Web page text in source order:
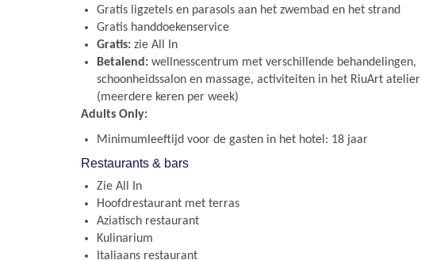
Gratis ligzetels en parasols aan het zwembad en het strand
Gratis handdoekenservice
Gratis: zie All In
Betalend: wellnesscentrum met verschillende behandelingen,
schoonheidssalon en massage, activiteiten in het RiuArt atelier
(meerdere keren per week)
Adults Only:
Minimumleeftijd voor de gasten in het hotel: 18 jaar
Restaurants & bars
Zie All In
Hoofdrestaurant met terras
Aziatisch restaurant
Kulinarium
Italiaans restaurant